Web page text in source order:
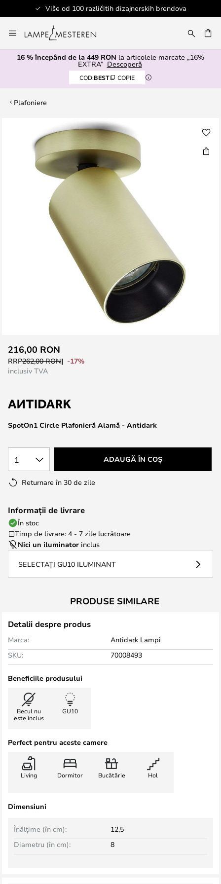
Više od 100 različitih dizajnerskih brendova
la
Continut
16 % începând de la 449 RON la articolele marcate „16%
EXTRA” Descoperă
COD:BEST COPIE
Plafoniere
to
the
the
gallery
SpotOn1 Circle Plafonieră Alamă - Antidark
216,00 RON
RRP262,00 RON
-17%
inclusiv TVA
1 ADAUGĂ ÎN COȘ
Returnare în 30 de zile
Informații de livrare
În stoc
Timp de livrare: 4 - 7 zile lucrătoare
Nici un iluminator inclus
SELECTAȚI GU10 ILUMINANT
PRODUSE SIMILARE
Detalii despre produs
Marca:
Antidark Lampi
SKU:
70008493
Beneficiile produsului
Becul nu
este inclus
GU10
Perfect pentru aceste camere
Living Dormitor Bucătărie Hol
Dimensiuni
Înălțime (în cm):
12,5
Diametru (în cm):
8